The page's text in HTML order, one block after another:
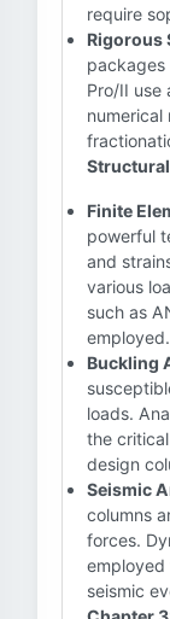
require
Rigorous
packages
Pro/II use
numerical
Finite
powerful
and
various
such as
employed.
Buckling
loads.
the
design
Seismic
columns
forces.
employed
seismic